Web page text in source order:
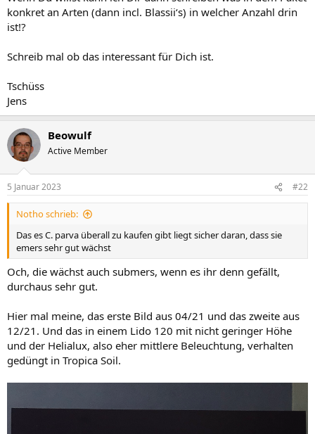
konkret an Arten (dann incl. Blassii‘s) in welcher Anzahl drin
ist!?
Schreib mal ob das interessant für Dich ist.
Tschüss
Jens
Beowulf
Active Member
5 Januar 2023 #22
Notho schrieb:
Das es C. parva überall zu kaufen gibt liegt sicher daran, dass sie
emers sehr gut wächst
Och, die wächst auch submers, wenn es ihr denn gefällt,
durchaus sehr gut.
Hier mal meine, das erste Bild aus 04/21 und das zweite aus
12/21. Und das in einem Lido 120 mit nicht geringer Höhe
und der Helialux, also eher mittlere Beleuchtung, verhalten
gedüngt in Tropica Soil.